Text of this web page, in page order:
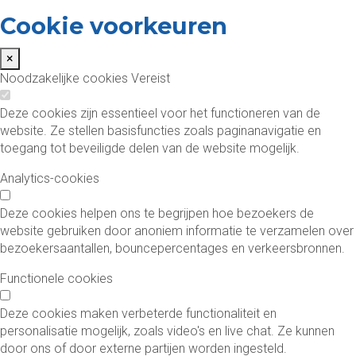
Cookie voorkeuren
×
Noodzakelijke cookies Vereist
Deze cookies zijn essentieel voor het functioneren van de
website. Ze stellen basisfuncties zoals paginanavigatie en
toegang tot beveiligde delen van de website mogelijk.
Analytics-cookies
Deze cookies helpen ons te begrijpen hoe bezoekers de
website gebruiken door anoniem informatie te verzamelen over
bezoekersaantallen, bouncepercentages en verkeersbronnen.
Functionele cookies
Deze cookies maken verbeterde functionaliteit en
personalisatie mogelijk, zoals video's en live chat. Ze kunnen
door ons of door externe partijen worden ingesteld.